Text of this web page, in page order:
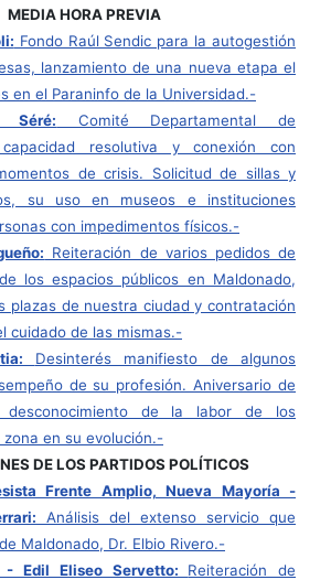
MEDIA HORA PREVIA
Fondo Raúl Sendic para la autogestión
lanzamiento de una nueva etapa el
en el Paraninfo de la Universidad.-
Séré: Comité Departamental de
resolutiva y conexión con
de crisis. Solicitud de sillas y
su uso en museos e instituciones
con impedimentos físicos.-
Reiteración de varios pedidos de
los espacios públicos en Maldonado,
plazas de nuestra ciudad y contratación
cuidado de las mismas.-
Desinterés manifiesto de algunos
de su profesión. Aniversario de
desconocimiento de la labor de los
en su evolución.-
DE LOS PARTIDOS POLÍTICOS
Frente Amplio, Nueva Mayoría -
Análisis del extenso servicio que
Maldonado, Dr. Elbio Rivero.-
- Edil Eliseo Servetto: Reiteración de